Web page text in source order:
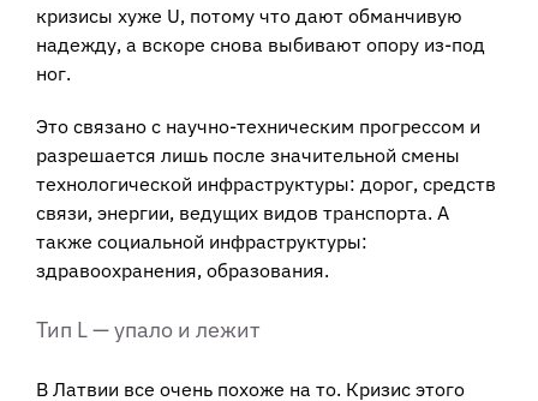
кризисы хуже U, потому что дают обманчивую
надежду, а вскоре снова выбивают опору из-под
ног.
Это связано с научно-техническим прогрессом и
разрешается лишь после значительной смены
технологической инфраструктуры: дорог, средств
связи, энергии, ведущих видов транспорта. А
также социальной инфраструктуры:
здравоохранения, образования.
Тип L — упало и лежит
В Латвии все очень похоже на то. Кризис этого